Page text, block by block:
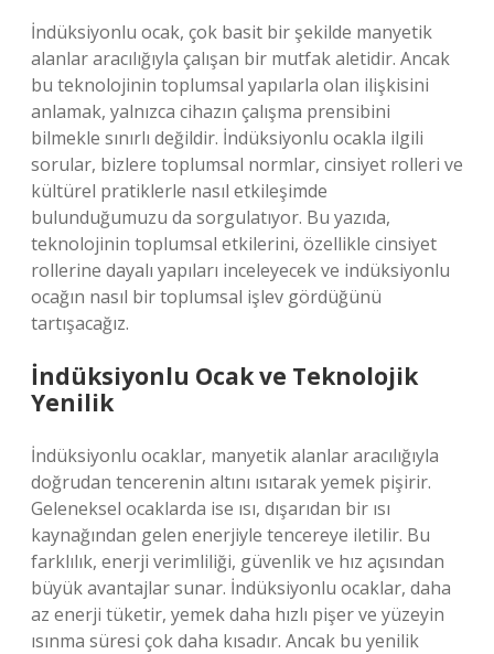
İndüksiyonlu ocak, çok basit bir şekilde manyetik
alanlar aracılığıyla çalışan bir mutfak aletidir. Ancak
bu teknolojinin toplumsal yapılarla olan ilişkisini
anlamak, yalnızca cihazın çalışma prensibini
bilmekle sınırlı değildir. İndüksiyonlu ocakla ilgili
sorular, bizlere toplumsal normlar, cinsiyet rolleri ve
kültürel pratiklerle nasıl etkileşimde
bulunduğumuzu da sorgulatıyor. Bu yazıda,
teknolojinin toplumsal etkilerini, özellikle cinsiyet
rollerine dayalı yapıları inceleyecek ve indüksiyonlu
ocağın nasıl bir toplumsal işlev gördüğünü
tartışacağız.
İndüksiyonlu Ocak ve Teknolojik
Yenilik
İndüksiyonlu ocaklar, manyetik alanlar aracılığıyla
doğrudan tencerenin altını ısıtarak yemek pişirir.
Geleneksel ocaklarda ise ısı, dışarıdan bir ısı
kaynağından gelen enerjiyle tencereye iletilir. Bu
farklılık, enerji verimliliği, güvenlik ve hız açısından
büyük avantajlar sunar. İndüksiyonlu ocaklar, daha
az enerji tüketir, yemek daha hızlı pişer ve yüzeyin
ısınma süresi çok daha kısadır. Ancak bu yenilik